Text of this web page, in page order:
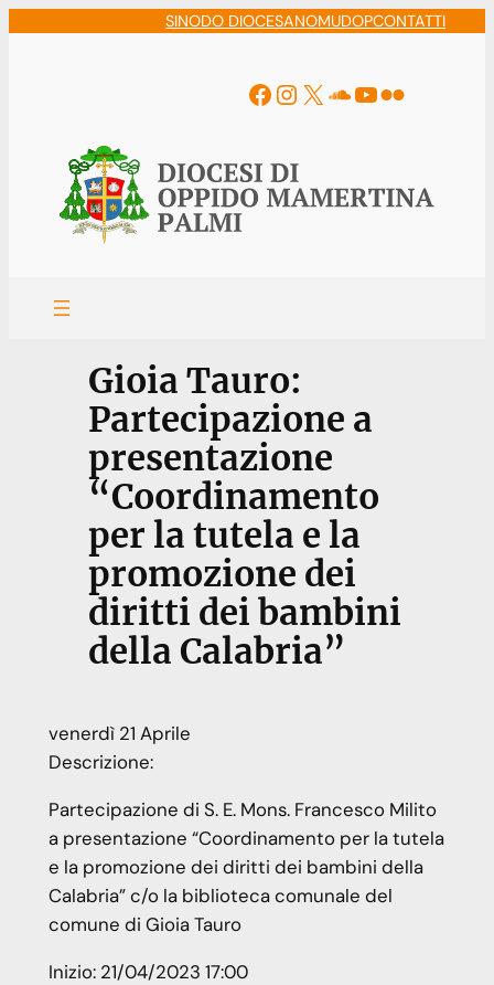
SINODO DIOCESANOMUDOPCONTATTI
Facebook
Instagram
X Soundcloud
YouTube
Flickr
Gioia Tauro:
Partecipazione a
presentazione
“Coordinamento
per la tutela e la
promozione dei
diritti dei bambini
della Calabria”
venerdì 21 Aprile
Descrizione:
Partecipazione di S. E. Mons. Francesco Milito
a presentazione “Coordinamento per la tutela
e la promozione dei diritti dei bambini della
Calabria” c/o la biblioteca comunale del
comune di Gioia Tauro
Inizio: 21/04/2023 17:00